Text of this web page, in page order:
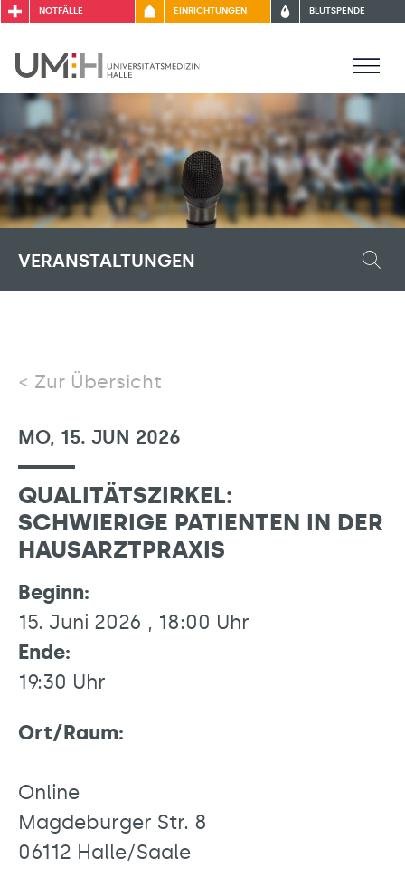
NOTFÄLLE EINRICHTUNGEN BLUTSPENDE
VERANSTALTUNGEN
Zur Übersicht
MO, 15. JUN 2026
QUALITÄTSZIRKEL:
SCHWIERIGE PATIENTEN IN DER
HAUSARZTPRAXIS
Beginn:
15. Juni 2026 , 18:00 Uhr
Ende:
19:30 Uhr
Ort/Raum:
Online
Magdeburger Str. 8
06112 Halle/Saale